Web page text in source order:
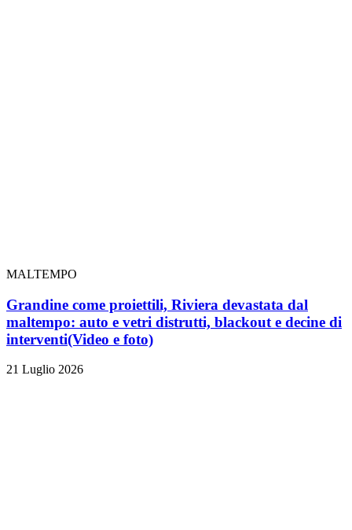
MALTEMPO
Grandine come proiettili, Riviera devastata dal
maltempo: auto e vetri distrutti, blackout e decine di
interventi(Video e foto)
21 Luglio 2026